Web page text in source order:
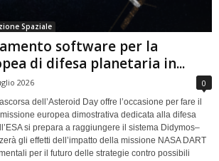
Spaziale
software per la
di difesa planetaria in...
2026 0
dell’Asteroid Day offre l’occasione per fare il
europea dimostrativa dedicata alla difesa
si prepara a raggiungere il sistema Didymos–
gli effetti dell’impatto della missione NASA DART
per il futuro delle strategie contro possibili